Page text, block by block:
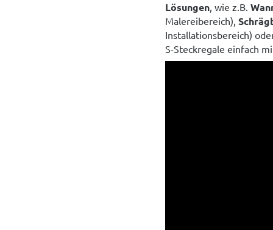
Lösungen, wie z.B.
Malereibereich),
Installationsbereich)
S-Steckregale einfach